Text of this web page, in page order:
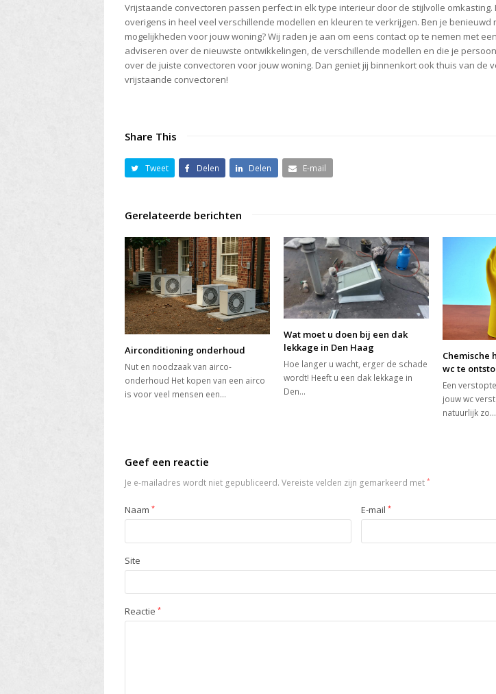
Vrijstaande convectoren passen perfect in elk type interieur door de stijlvolle omkasting.
overigens in heel veel verschillende modellen en kleuren te verkrijgen. Ben je benieuwd
mogelijkheden voor jouw woning? Wij raden je aan om eens contact op te nemen met
adviseren over de nieuwste ontwikkelingen, de verschillende modellen en die je
over de juiste convectoren voor jouw woning. Dan geniet jij binnenkort ook thuis van de
vrijstaande convectoren!
Share This
Tweet Delen Delen E-mail
Gerelateerde berichten
Airconditioning onderhoud
Nut en noodzaak van airco-
onderhoud Het kopen van een airco
is voor veel mensen een…
Wat moet u doen bij een dak
lekkage in Den Haag
Hoe langer u wacht, erger de schade
wordt! Heeft u een dak lekkage in
Den…
Chemische
wc te
Een
jouw wc
natuurlijk zo…
Geef een reactie
Je e-mailadres wordt niet gepubliceerd. Vereiste velden zijn gemarkeerd met *
Naam * E-mail *
Site
Reactie *